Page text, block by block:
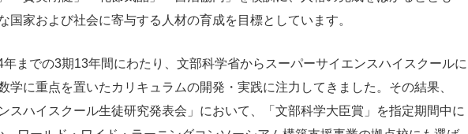
国家および社会に寄与する人材の育成を目標としています。
までの3期13年間にわたり、文部科学省からスーパーサイエンスハイスクールに
学に重点を置いたカリキュラムの開発・実践に注力してきました。その結果、
スハイスクール生徒研究発表会」において、「文部科学大臣賞」を指定期間中に